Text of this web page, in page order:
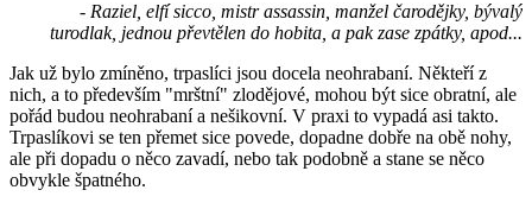
- Raziel, elfí sicco, mistr assassin, manžel čarodějky, bývalý
turodlak, jednou převtělen do hobita, a pak zase zpátky, apod...
Jak už bylo zmíněno, trpaslíci jsou docela neohrabaní. Někteří z
nich, a to především "mrštní" zlodějové, mohou být sice obratní, ale
pořád budou neohrabaní a nešikovní. V praxi to vypadá asi takto.
Trpaslíkovi se ten přemet sice povede, dopadne dobře na obě nohy,
ale při dopadu o něco zavadí, nebo tak podobně a stane se něco
obvykle špatného.